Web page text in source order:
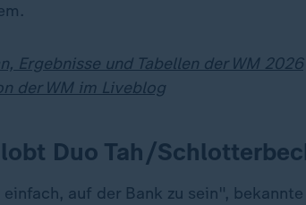
Ergebnisse und Tabellen der WM 2026
der WM im Liveblog
Duo Tah/
auf der Bank zu sein",